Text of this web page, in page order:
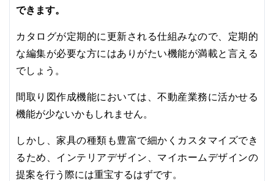
できます。
カタログが定期的に更新される仕組みなので、定期的
な編集が必要な方にはありがたい機能が満載と言える
でしょう。
間取り図作成機能においては、不動産業務に活かせる
機能が少ないかもしれません。
しかし、家具の種類も豊富で細かくカスタマイズでき
るため、インテリアデザイン、マイホームデザインの
提案を行う際には重宝するはずです。